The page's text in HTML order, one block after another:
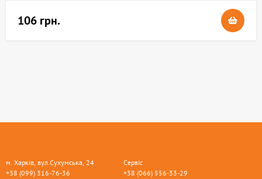
106 грн.
м. Харків, вул.Сухумська, 24
+38 (099) 316-76-36
Сервіс
+38 (066) 556-33-29